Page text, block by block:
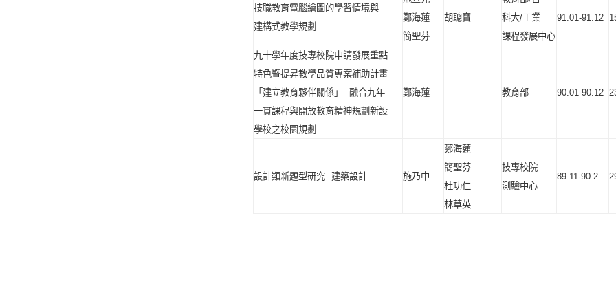
技職教育電腦繪圖的學習情境與
建構式教學規劃
鄭海蓮
簡聖芬
胡聰寶
科大/工業
課程發展中心
91.01-91.12
九十學年度技專校院申請發展重點
特色暨提昇教學品質專案補助計畫
「建立教育夥伴關係」 ─融合九年
一貫課程與開放教育精神規劃新設
學校之校園規劃
鄭海蓮 教育部 90.01-90.12
設計類新題型研究─建築設計 施乃中
鄭海蓮
簡聖芬
杜功仁
林草英
技專校院
測驗中心
89.11-90.2